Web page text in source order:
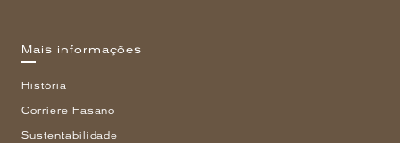
Mais informações
História
Corriere Fasano
Sustentabilidade